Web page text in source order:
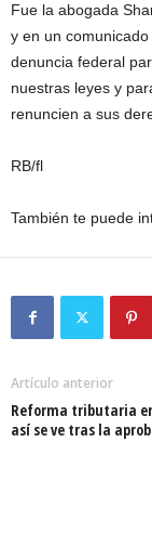
Fue la abogada
y en un comunicado
denuncia federal
nuestras leyes y
renuncien a sus
RB/fl
También te puede
Artículo anterior
Reforma tributaria
así se ve tras la